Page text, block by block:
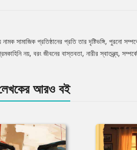
সামাজিক প্রতিষ্ঠানের প্রতি তার দৃষ্টিভঙ্গি, পুরনো
নয়, বরং জীবনের বাস্তবতা, নারীর স্বাতন্ত্র্য,
আরও বই